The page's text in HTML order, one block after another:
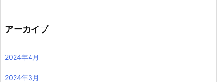
アーカイブ
2024年4月
2024年3月